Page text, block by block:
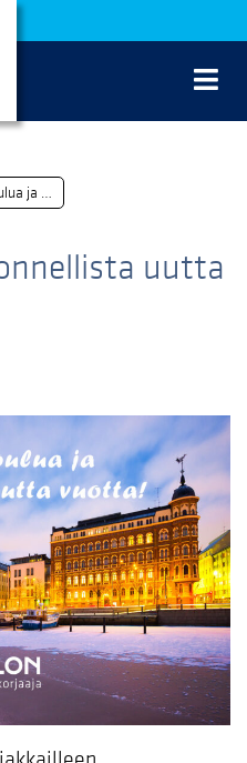
Hyvää joulua ja onnellista uutta vuotta!
uutta